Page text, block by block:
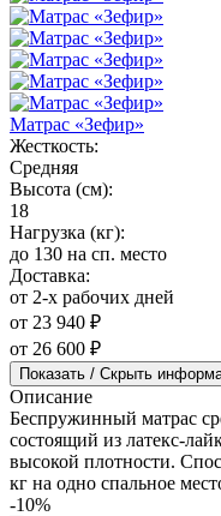
Матрас «Зефир»
Жесткость:
Средняя
Высота (см):
18
Нагрузка (кг):
до 130 на сп. место
Доставка:
от 2-х рабочих дней
от 23 940 ₽
от 26 600 ₽
Показать / Скрыть
Описание
Беспружинный матрас
состоящий из латекс-
высокой плотности.
кг на одно спальное
-10%